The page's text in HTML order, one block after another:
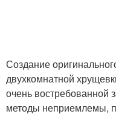
Создание
двухкомнатной
очень востребованной
методы неприемлемы,